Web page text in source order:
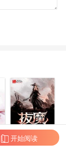
拔魔
开始阅读